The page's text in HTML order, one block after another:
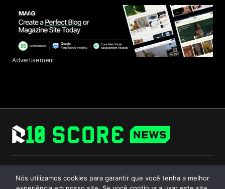
Advertisement
Follow Us
Nós utilizamos cookies para garantir que você tenha a melhor